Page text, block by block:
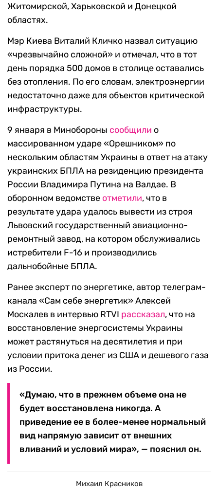
Житомирской, Харьковской и Донецкой
областях.
Мэр Киева Виталий Кличко назвал ситуацию
«чрезвычайно сложной» и отмечал, что в тот
день порядка 500 домов в столице оставались
без отопления. По его словам, электроэнергии
недостаточно даже для объектов критической
инфраструктуры.
9 января в Минобороны сообщили о
массированном ударе «Орешником» по
нескольким областям Украины в ответ на атаку
украинских БПЛА на резиденцию президента
России Владимира Путина на Валдае. В
оборонном ведомстве отметили, что в
результате удара удалось вывести из строя
Львовский государственный авиационно-
ремонтный завод, на котором обслуживались
истребители F-16 и производились
дальнобойные БПЛА.
Ранее эксперт по энергетике, автор телеграм-
канала «Сам себе энергетик» Алексей
Москалев в интервью RTVI рассказал, что на
восстановление энергосистемы Украины
может растянуться на десятилетия и при
условии притока денег из США и дешевого газа
из России.
«Думаю, что в прежнем объеме она не
будет восстановлена никогда. А
приведение ее в более-менее нормальный
вид напрямую зависит от внешних
вливаний и условий мира», — пояснил он.
Михаил Красников